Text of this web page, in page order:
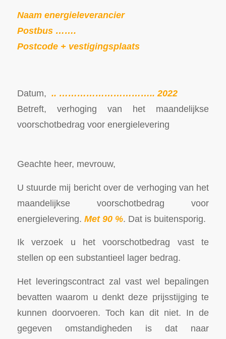
Naam energieleverancier
Postbus …….
Postcode + vestigingsplaats
Datum, .. ………………………….. 2022
Betreft, verhoging van het maandelijkse
voorschotbedrag voor energielevering
Geachte heer, mevrouw,
U stuurde mij bericht over de verhoging van het
maandelijkse voorschotbedrag voor
energielevering. Met 90 %. Dat is buitensporig.
Ik verzoek u het voorschotbedrag vast te
stellen op een substantieel lager bedrag.
Het leveringscontract zal vast wel bepalingen
bevatten waarom u denkt deze prijsstijging te
kunnen doorvoeren. Toch kan dit niet. In de
gegeven omstandigheden is dat naar